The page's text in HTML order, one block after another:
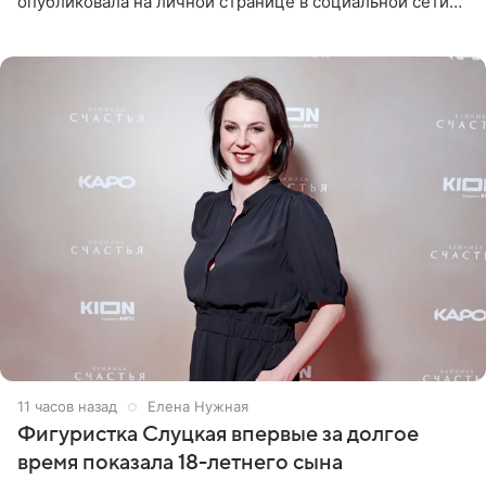
11 часов назад Елена Нужная
Фигуристка Слуцкая впервые за долгое
время показала 18-летнего сына